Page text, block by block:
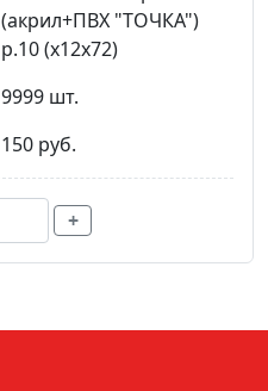
(акрил+ПВХ "ТОЧКА")
р.10 (х12х72)
9999 шт.
150 руб.
+